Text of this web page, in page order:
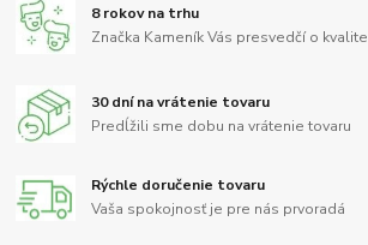
8 rokov na trhu
Značka Kameník Vás presvedčí o kvalite
30 dní na vrátenie tovaru
Predĺžili sme dobu na vrátenie tovaru
Rýchle doručenie tovaru
Vaša spokojnosť je pre nás prvoradá